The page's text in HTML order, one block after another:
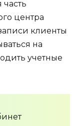
центра
клиенты
на
учетные